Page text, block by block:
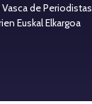
de Periodistas
Euskal Elkargoa